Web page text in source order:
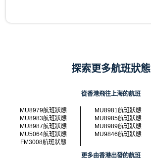
探索更多航班狀態
從香港飛往上海的航班
MU8979航班狀態
MU8981航班狀態
MU8983航班狀態
MU8985航班狀態
MU8987航班狀態
MU8989航班狀態
MU5064航班狀態
MU9846航班狀態
FM3008航班狀態
更多由香港出發的航班